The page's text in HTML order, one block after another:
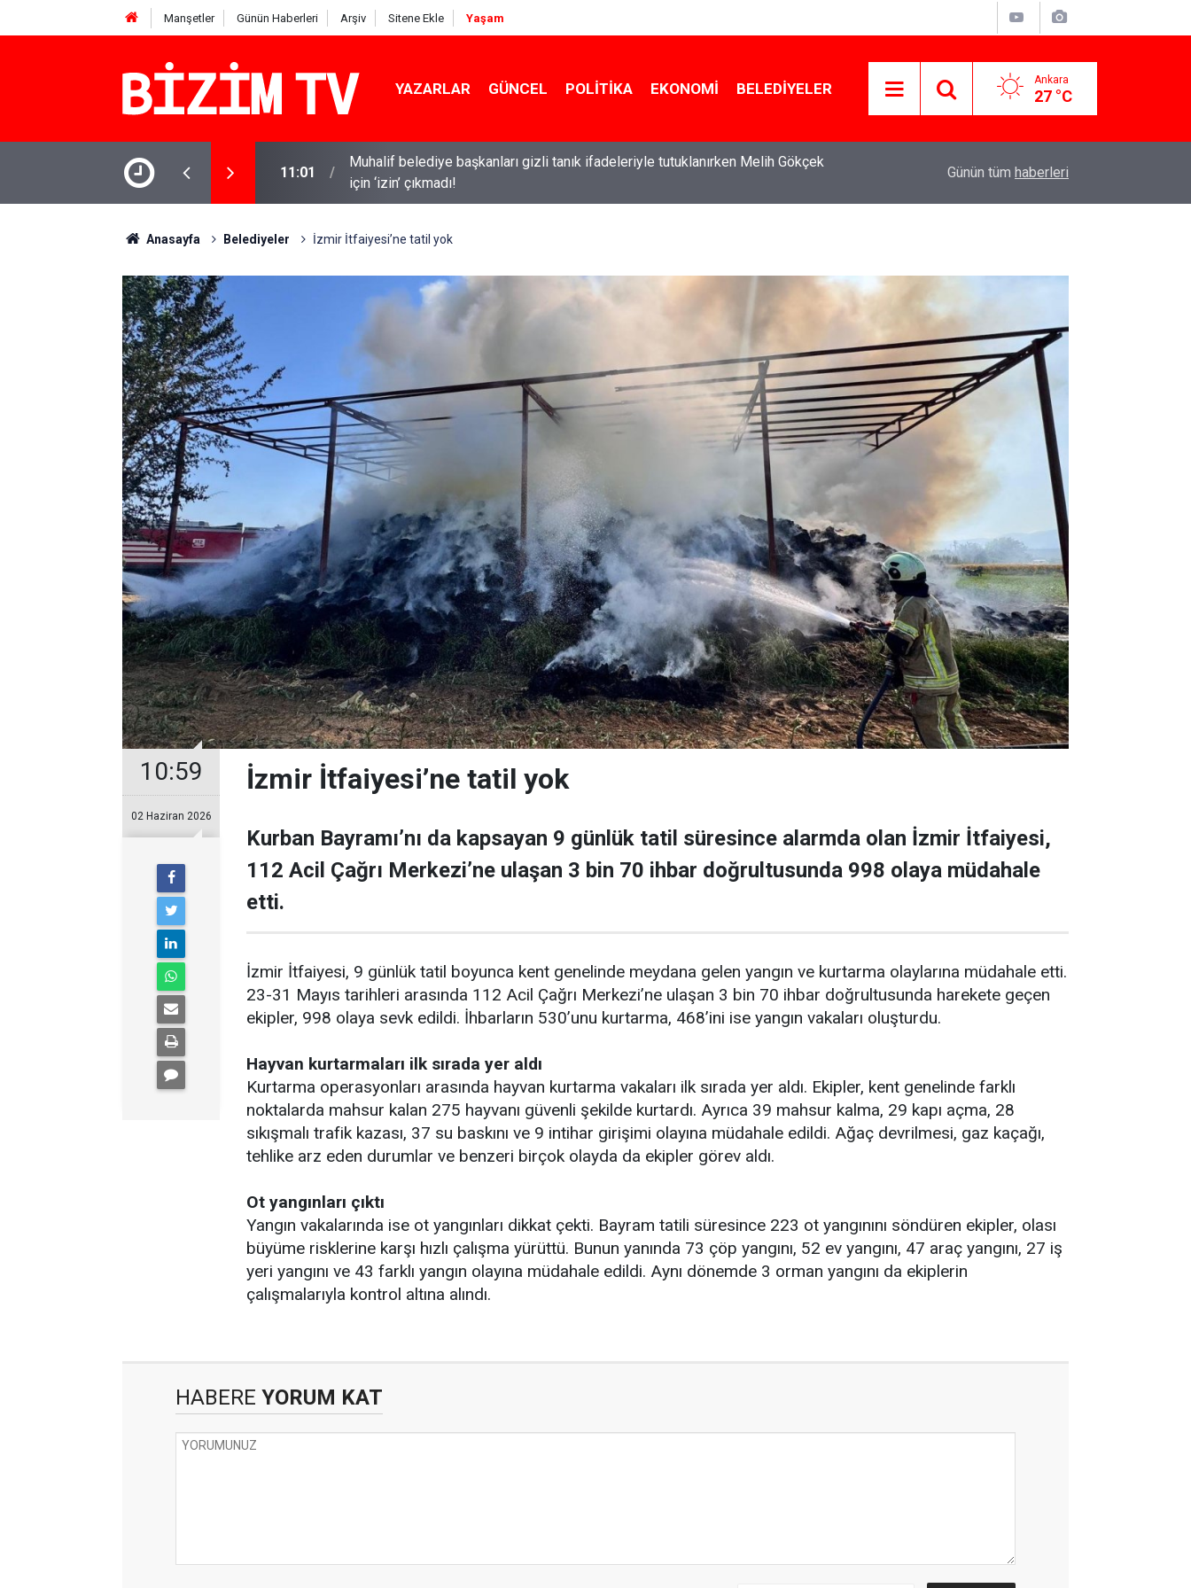
Manşetler Günün Haberleri Arşiv Sitene Ekle Yaşam
YAZARLAR GÜNCEL POLITIKA EKONOMI BELEDIYELER Ankara
27 °C
husumetlilerini kovaladı 11:01
Muhalif belediye başkanları gizli tanık ifadeleriyle tutuklanırken Melih Gökçek
için ‘izin’ çıkmadı!
Kanlı saldırıların ardından okullarda yeni dönem
Günün tüm haberleri
Anasayfa Belediyeler İzmir İtfaiyesi’ne tatil yok
10:59
02 Haziran 2026
İzmir İtfaiyesi’ne tatil yok
Kurban Bayramı’nı da kapsayan 9 günlük tatil süresince alarmda olan İzmir İtfaiyesi,
112 Acil Çağrı Merkezi’ne ulaşan 3 bin 70 ihbar doğrultusunda 998 olaya müdahale
etti.
İzmir İtfaiyesi, 9 günlük tatil boyunca kent genelinde meydana gelen yangın ve kurtarma olaylarına müdahale etti.
23-31 Mayıs tarihleri arasında 112 Acil Çağrı Merkezi’ne ulaşan 3 bin 70 ihbar doğrultusunda harekete geçen
ekipler, 998 olaya sevk edildi. İhbarların 530’unu kurtarma, 468’ini ise yangın vakaları oluşturdu.
Hayvan kurtarmaları ilk sırada yer aldı
Kurtarma operasyonları arasında hayvan kurtarma vakaları ilk sırada yer aldı. Ekipler, kent genelinde farklı
noktalarda mahsur kalan 275 hayvanı güvenli şekilde kurtardı. Ayrıca 39 mahsur kalma, 29 kapı açma, 28
sıkışmalı trafik kazası, 37 su baskını ve 9 intihar girişimi olayına müdahale edildi. Ağaç devrilmesi, gaz kaçağı,
tehlike arz eden durumlar ve benzeri birçok olayda da ekipler görev aldı.
Ot yangınları çıktı
Yangın vakalarında ise ot yangınları dikkat çekti. Bayram tatili süresince 223 ot yangınını söndüren ekipler, olası
büyüme risklerine karşı hızlı çalışma yürüttü. Bunun yanında 73 çöp yangını, 52 ev yangını, 47 araç yangını, 27 iş
yeri yangını ve 43 farklı yangın olayına müdahale edildi. Aynı dönemde 3 orman yangını da ekiplerin
çalışmalarıyla kontrol altına alındı.
HABERE YORUM KAT